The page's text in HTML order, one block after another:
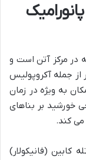
بلندترین نقطه در مرکز آتن است و
از جمله آکروپولیس
به ویژه در زمان
خورشید بر بناهای
می کند.
کابین (فانیکولار)